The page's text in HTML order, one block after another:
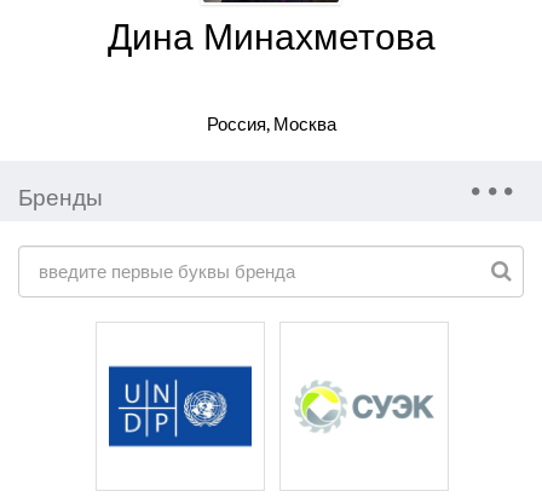
Дина Минахметова
Россия, Москва
Бренды